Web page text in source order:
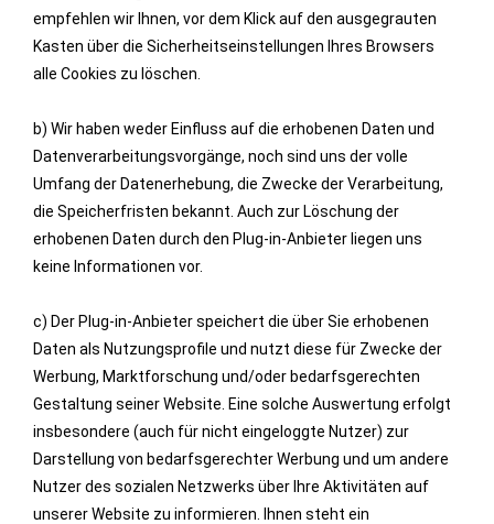
empfehlen wir Ihnen, vor dem Klick auf den ausgegrauten
Kasten über die Sicherheitseinstellungen Ihres Browsers
alle Cookies zu löschen.
b) Wir haben weder Einfluss auf die erhobenen Daten und
Datenverarbeitungsvorgänge, noch sind uns der volle
Umfang der Datenerhebung, die Zwecke der Verarbeitung,
die Speicherfristen bekannt. Auch zur Löschung der
erhobenen Daten durch den Plug-in-Anbieter liegen uns
keine Informationen vor.
c) Der Plug-in-Anbieter speichert die über Sie erhobenen
Daten als Nutzungsprofile und nutzt diese für Zwecke der
Werbung, Marktforschung und/oder bedarfsgerechten
Gestaltung seiner Website. Eine solche Auswertung erfolgt
insbesondere (auch für nicht eingeloggte Nutzer) zur
Darstellung von bedarfsgerechter Werbung und um andere
Nutzer des sozialen Netzwerks über Ihre Aktivitäten auf
unserer Website zu informieren. Ihnen steht ein